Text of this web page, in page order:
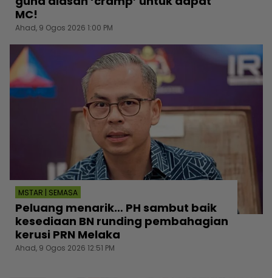
MC!
Ahad, 9 Ogos 2026 1:00 PM
MSTAR | SEMASA
Peluang menarik… PH sambut baik
kesediaan BN runding pembahagian
kerusi PRN Melaka
Ahad, 9 Ogos 2026 12:51 PM